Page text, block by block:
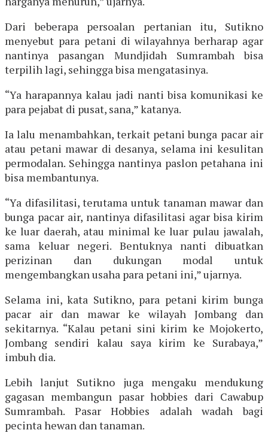
Dari beberapa persoalan pertanian itu, Sutikno
menyebut para petani di wilayahnya berharap agar
nantinya pasangan Mundjidah Sumrambah bisa
terpilih lagi, sehingga bisa mengatasinya.
“Ya harapannya kalau jadi nanti bisa komunikasi ke
para pejabat di pusat, sana,” katanya.
Ia lalu menambahkan, terkait petani bunga pacar air
atau petani mawar di desanya, selama ini kesulitan
permodalan. Sehingga nantinya paslon petahana ini
bisa membantunya.
“Ya difasilitasi, terutama untuk tanaman mawar dan
bunga pacar air, nantinya difasilitasi agar bisa kirim
ke luar daerah, atau minimal ke luar pulau jawalah,
sama keluar negeri. Bentuknya nanti dibuatkan
perizinan dan dukungan modal untuk
mengembangkan usaha para petani ini,” ujarnya.
Selama ini, kata Sutikno, para petani kirim bunga
pacar air dan mawar ke wilayah Jombang dan
sekitarnya. “Kalau petani sini kirim ke Mojokerto,
Jombang sendiri kalau saya kirim ke Surabaya,”
imbuh dia.
Lebih lanjut Sutikno juga mengaku mendukung
gagasan membangun pasar hobbies dari Cawabup
Sumrambah. Pasar Hobbies adalah wadah bagi
pecinta hewan dan tanaman.